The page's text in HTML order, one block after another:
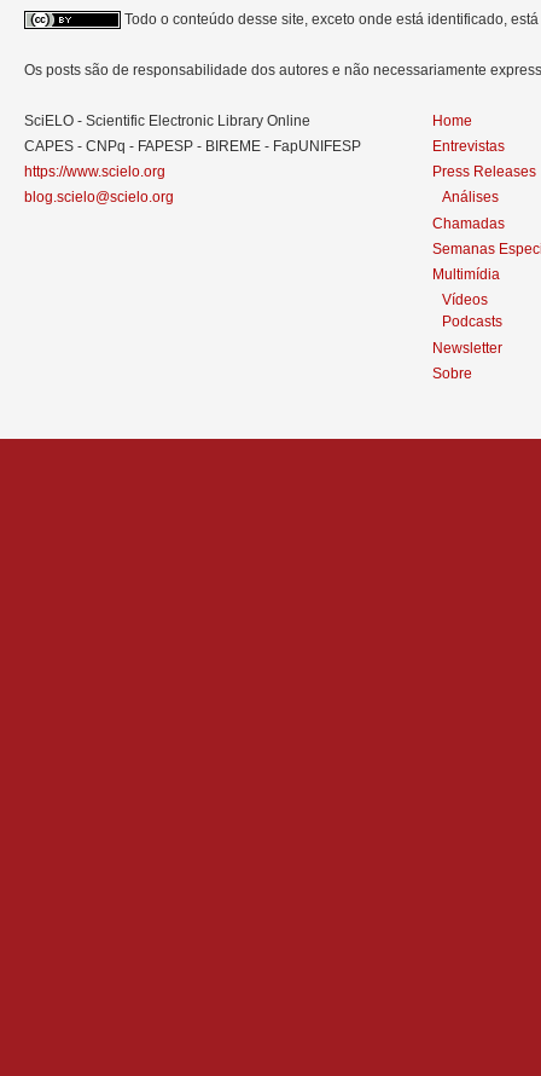
Todo o conteúdo desse site, exceto onde está identificado,
Os posts são de responsabilidade dos autores e não necessariamente
SciELO - Scientific Electronic Library Online
CAPES - CNPq - FAPESP - BIREME - FapUNIFESP
https://www.scielo.org
blog.scielo@scielo.org
Home
Entrevistas
Press Releases
Análises
Chamadas
Semanas
Multimídia
Vídeos
Podcasts
Newsletter
Sobre